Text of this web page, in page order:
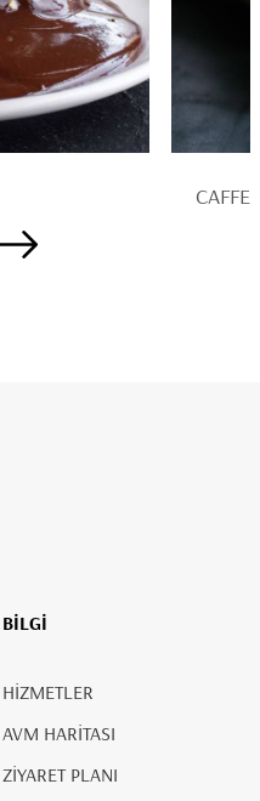
CAFFE
BİLGİ
HİZMETLER
AVM HARİTASI
ZİYARET PLANI